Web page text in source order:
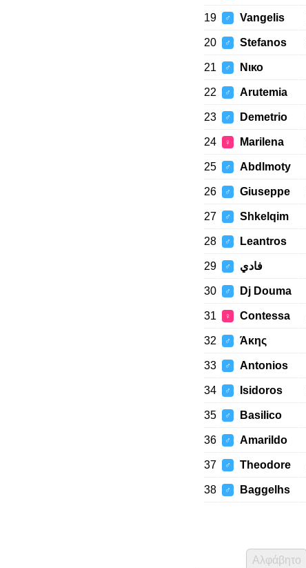
19 ♂ Vangelis
20 ♂ Stefanos
21 ♂ Νικο
22 ♂ Arutemia
23 ♂ Demetrio
24 ♀ Marilena
25 ♂ Abdlmoty
26 ♂ Giuseppe
27 ♂ Shkelqim
28 ♂ Leantros
29 ♂ فادي
30 ♂ Dj Douma
31 ♀ Contessa
32 ♂ Άκης
33 ♂ Antonios
34 ♂ Isidoros
35 ♂ Basilico
36 ♂ Amarildo
37 ♂ Theodore
38 ♂ Baggelhs
Αλφάβητο